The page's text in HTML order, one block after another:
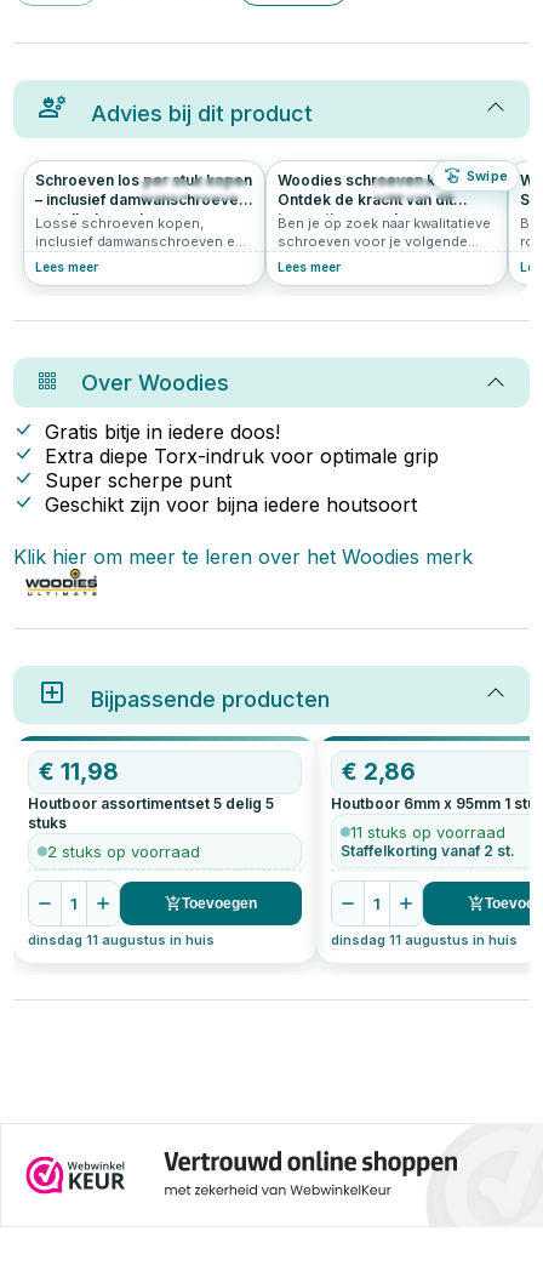
Advies bij dit product
Swipe
63 0.0
Schroeven los per stuk kopen
– inclusief damwanschroeven
en tellerkopschroeven per
stuk
Losse schroeven kopen,
inclusief damwanschroeven en
tellerkopschroeven per stuk
Lees meer
206 4.9
Woodies schroeven kopen?
Ontdek de kracht van dit
innovatieve merk
Ben je op zoek naar kwalitatieve
schroeven voor je volgende
klus? Grote kans dat je dan
Lees meer
OverWoodies
Gratis bitje in iedere doos!
Extra diepe Torx-indruk voor optimale grip
Super scherpe punt
Geschikt zijn voor bijna iedere houtsoort
Klik hier om meer te leren over hetWoodies merk
Bijpassende producten
€11,98
Houtboor assortimentset 5 delig 5
stuks
2 stuks op voorraad
1 Toevoegen
dinsdag 11 augustus in huis
€ 2,86
Houtboor 6mm x 95mm 1
11 stuks op voorraad
Staffelkorting vanaf 2 st.
1
dinsdag 11 augustus in huis